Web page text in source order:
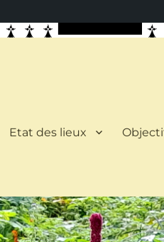
Etat des lieux